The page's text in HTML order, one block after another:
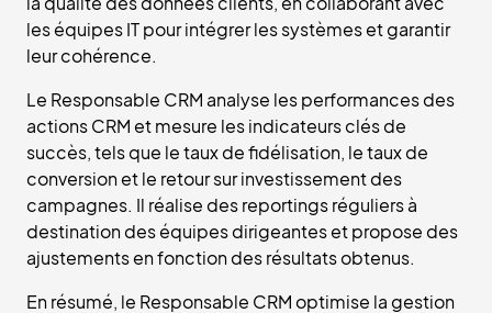
les équipes IT pour intégrer les systèmes et garantir
leur cohérence.
Le Responsable CRM analyse les performances des
actions CRM et mesure les indicateurs clés de
succès, tels que le taux de fidélisation, le taux de
conversion et le retour sur investissement des
campagnes. Il réalise des reportings réguliers à
destination des équipes dirigeantes et propose des
ajustements en fonction des résultats obtenus.
En résumé, le Responsable CRM optimise la gestion